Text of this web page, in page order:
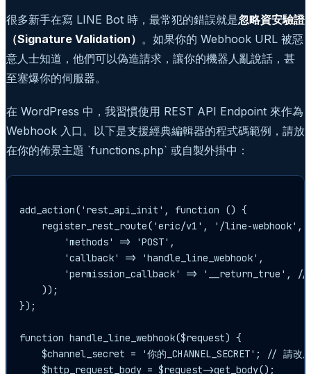
很多新手在寫 LINE Bot 時，最常犯的錯誤就是忽略資安驗證
（Signature Validation） 。如果你的 Webhook URL 被惡
意人士知道，他們可以偽造請求，讓你的機器人亂說話，甚
至塞爆你的伺服器。
在 WordPress 中，我習慣使用 REST API Endpoint 來作為
Webhook 入口。以下是支援經典編輯器的程式碼範例，請放
在你的佈景主題 `functions.php` 或自製外掛中：
add_action('rest_api_init', function () {
register_rest_route('eric/v1', '/line-webhook',
        'methods' => 'POST',
        'callback' => 'handle_line_webhook',
'permission_callback' => '__return_true', //
    ));
});
function handle_line_webhook($request) {
$channel_secret = '你的_CHANNEL_SECRET'; // 請改用
    $http_request_body = $request->get_body();